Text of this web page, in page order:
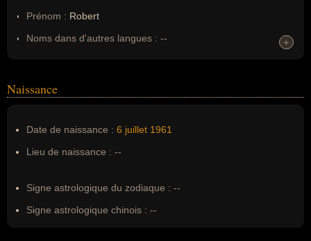
Prénom : Robert
Noms dans d'autres langues : --
Nom de famille :Heaton
+
+
Naissance
Date de naissance : 6 juillet 1961
Lieu de naissance : --
Signe astrologique du zodiaque : --
Signe astrologique chinois : --